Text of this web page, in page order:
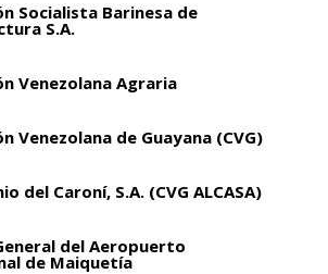
Socialista Barinesa de
S.A.
Venezolana Agraria
Venezolana de Guayana (CVG)
del Caroní, S.A. (CVG ALCASA)
del Aeropuerto
de Maiquetía